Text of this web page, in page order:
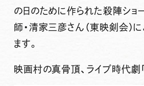
の日のために作られた殺陣ショ
師・清家三彦さん（東映剣会）
ます。
映画村の真骨頂、 ライブ時代劇